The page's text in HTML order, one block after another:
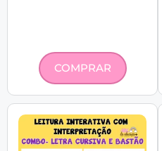
COMPRAR